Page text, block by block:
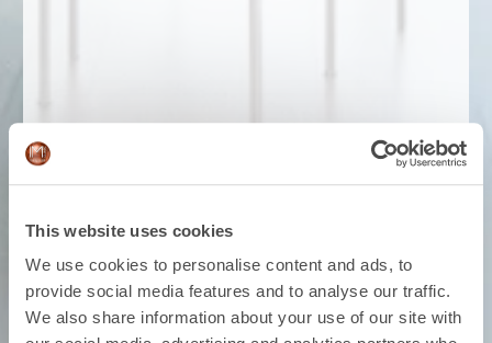
This website uses cookies
We use cookies to personalise content and ads, to
provide social media features and to analyse our traffic.
We also share information about your use of our site with